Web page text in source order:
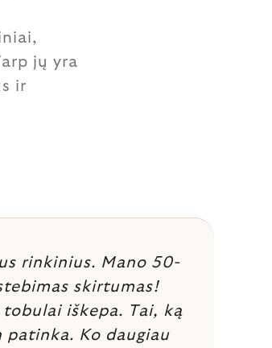
jų yra
ir
rinkinius. Mano 50-
skirtumas!
iškepa. Tai, ką
patinka. Ko daugiau